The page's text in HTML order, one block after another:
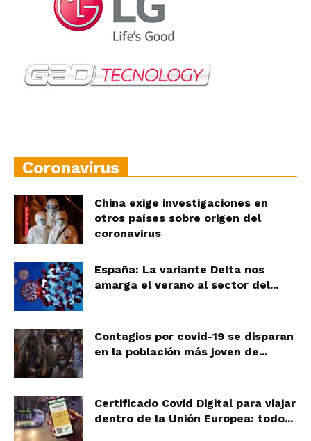
Coronavirus
China exige investigaciones en
otros países sobre origen del
coronavirus
España: La variante Delta nos
amarga el verano al sector del...
Contagios por covid-19 se disparan
en la población más joven de...
Certificado Covid Digital para viajar
dentro de la Unión Europea: todo...